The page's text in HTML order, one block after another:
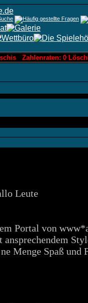
Zahlenraten: 0
Leute
Portal von
Menge Spaß und